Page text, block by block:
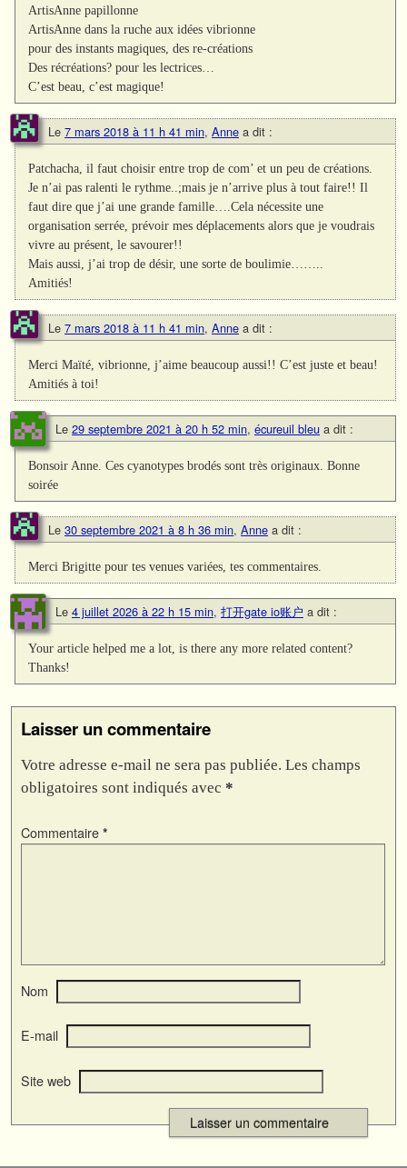
ArtisAnne papillonne
ArtisAnne dans la ruche aux idées vibrionne
pour des instants magiques, des re-créations
Des récréations? pour les lectrices…
C’est beau, c’est magique!
Le 7 mars 2018 à 11 h 41 min, Anne a dit :
Patchacha, il faut choisir entre trop de com’ et un peu de créations.
Je n’ai pas ralenti le rythme..;mais je n’arrive plus à tout faire!! Il
faut dire que j’ai une grande famille….Cela nécessite une
organisation serrée, prévoir mes déplacements alors que je voudrais
vivre au présent, le savourer!!
Mais aussi, j’ai trop de désir, une sorte de boulimie……..
Amitiés!
Le 7 mars 2018 à 11 h 41 min, Anne a dit :
Merci Maïté, vibrionne, j’aime beaucoup aussi!! C’est juste et beau!
Amitiés à toi!
Le 29 septembre 2021 à 20 h 52 min, écureuil bleu a dit :
Bonsoir Anne. Ces cyanotypes brodés sont très originaux. Bonne
soirée
Le 30 septembre 2021 à 8 h 36 min, Anne a dit :
Merci Brigitte pour tes venues variées, tes commentaires.
Le 4 juillet 2026 à 22 h 15 min, 打开gate io账户 a dit :
Your article helped me a lot, is there any more related content?
Thanks!
Laisser un commentaire
Votre adresse e-mail ne sera pas publiée. Les champs
obligatoires sont indiqués avec *
Commentaire *
Nom
E-mail
Site web